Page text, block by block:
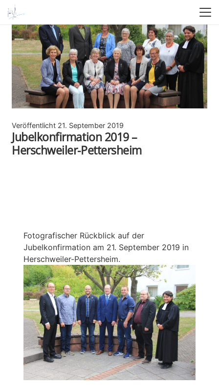
Veröffentlicht 21. September 2019
Jubelkonfirmation 2019 –
Herschweiler-Pettersheim
Fotografischer Rückblick auf der
Jubelkonfirmation am 21. September 2019 in
Herschweiler-Pettersheim.